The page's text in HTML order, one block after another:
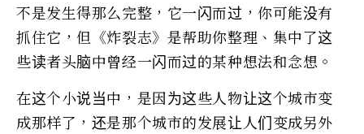
不是发生得那么完整，它一闪而过，你可能没有
抓住它，但《炸裂志》是帮助你整理、集中了这
些读者头脑中曾经一闪而过的某种想法和念想。
在这个小说当中，是因为这些人物让这个城市变
成那样了，还是那个城市的发展让人们变成另外